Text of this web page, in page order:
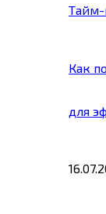
Как
для